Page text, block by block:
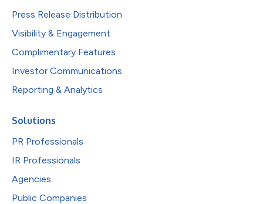
Press Release Distribution
Visibility & Engagement
Complimentary Features
Investor Communications
Reporting & Analytics
Solutions
PR Professionals
IR Professionals
Agencies
Public Companies